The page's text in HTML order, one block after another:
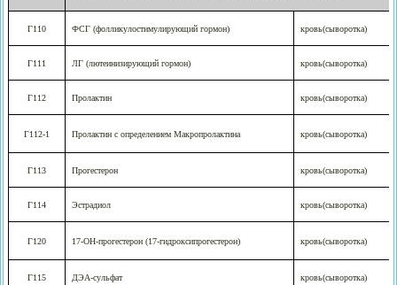
Г110 ФСГ (фолликулостимулирующий гормон) кровь(сыворотка)
Г111 ЛГ (лютеинизирующий гормон) кровь(сыворотка)
Г112 Пролактин кровь(сыворотка)
Г112-1 Пролактин с определением Макропролактина кровь(сыворотка)
Г113 Прогестерон кровь(сыворотка)
Г114 Эстрадиол кровь(сыворотка)
Г120 17-ОН-прогестерон (17-гидроксипрогестерон) кровь(сыворотка)
Г115 ДЭА-сульфат кровь(сыворотка)